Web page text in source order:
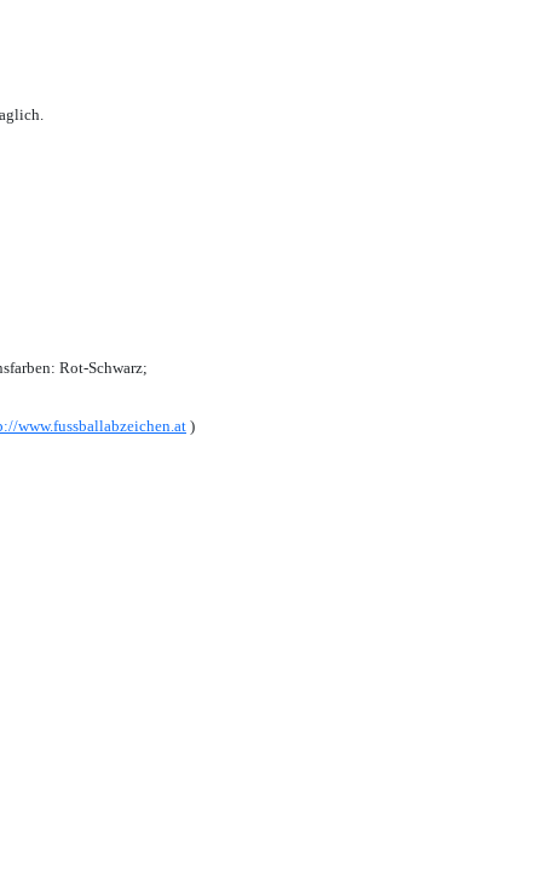
Rot-Schwarz;
www.fussballabzeichen.at )